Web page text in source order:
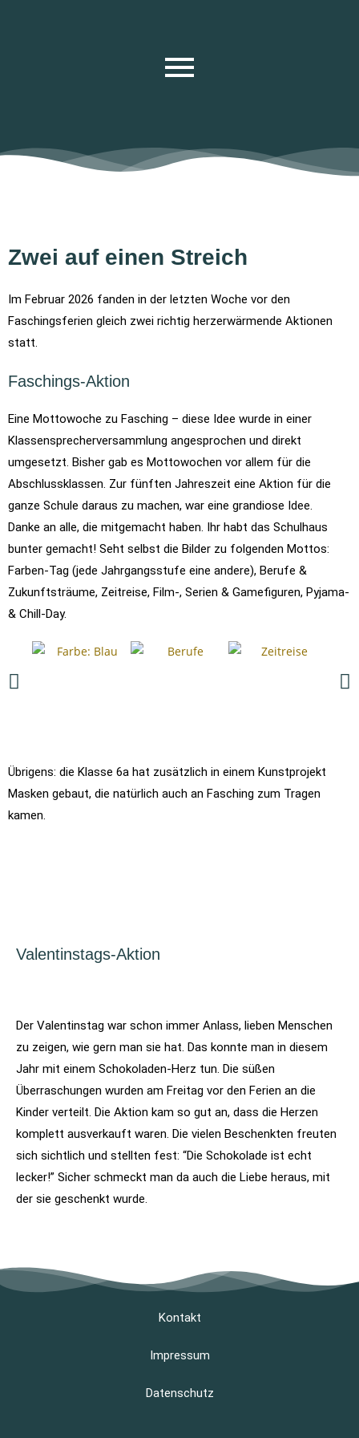
Zwei auf einen Streich
Im Februar 2026 fanden in der letzten Woche vor den
Faschingsferien gleich zwei richtig herzerwärmende Aktionen
statt.
Faschings-Aktion
Eine Mottowoche zu Fasching – diese Idee wurde in einer
Klassensprecherversammlung angesprochen und direkt
umgesetzt. Bisher gab es Mottowochen vor allem für die
Abschlussklassen. Zur fünften Jahreszeit eine Aktion für die
ganze Schule daraus zu machen, war eine grandiose Idee.
Danke an alle, die mitgemacht haben. Ihr habt das Schulhaus
bunter gemacht! Seht selbst die Bilder zu folgenden Mottos:
Farben-Tag (jede Jahrgangsstufe eine andere), Berufe &
Zukunftsträume, Zeitreise, Film-, Serien & Gamefiguren, Pyjama-
& Chill-Day.
Übrigens: die Klasse 6a hat zusätzlich in einem Kunstprojekt
Masken gebaut, die natürlich auch an Fasching zum Tragen
kamen.
Valentinstags-Aktion
Der Valentinstag war schon immer Anlass, lieben Menschen
zu zeigen, wie gern man sie hat. Das konnte man in diesem
Jahr mit einem Schokoladen-Herz tun. Die süßen
Überraschungen wurden am Freitag vor den Ferien an die
Kinder verteilt. Die Aktion kam so gut an, dass die Herzen
komplett ausverkauft waren. Die vielen Beschenkten freuten
sich sichtlich und stellten fest: “Die Schokolade ist echt
lecker!” Sicher schmeckt man da auch die Liebe heraus, mit
der sie geschenkt wurde.
Kontakt
Impressum
Datenschutz